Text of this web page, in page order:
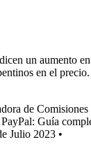
un aumento
en el
de
Guía
Julio 2023 •